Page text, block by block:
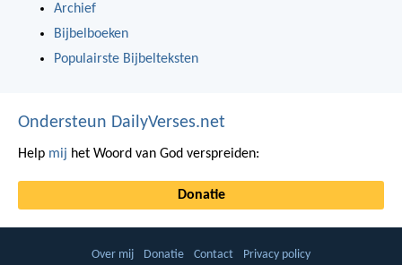
Archief
Bijbelboeken
Populairste Bijbelteksten
Ondersteun DailyVerses.net
Help mij het Woord van God verspreiden:
Donatie
Over mij Donatie Contact Privacy policy